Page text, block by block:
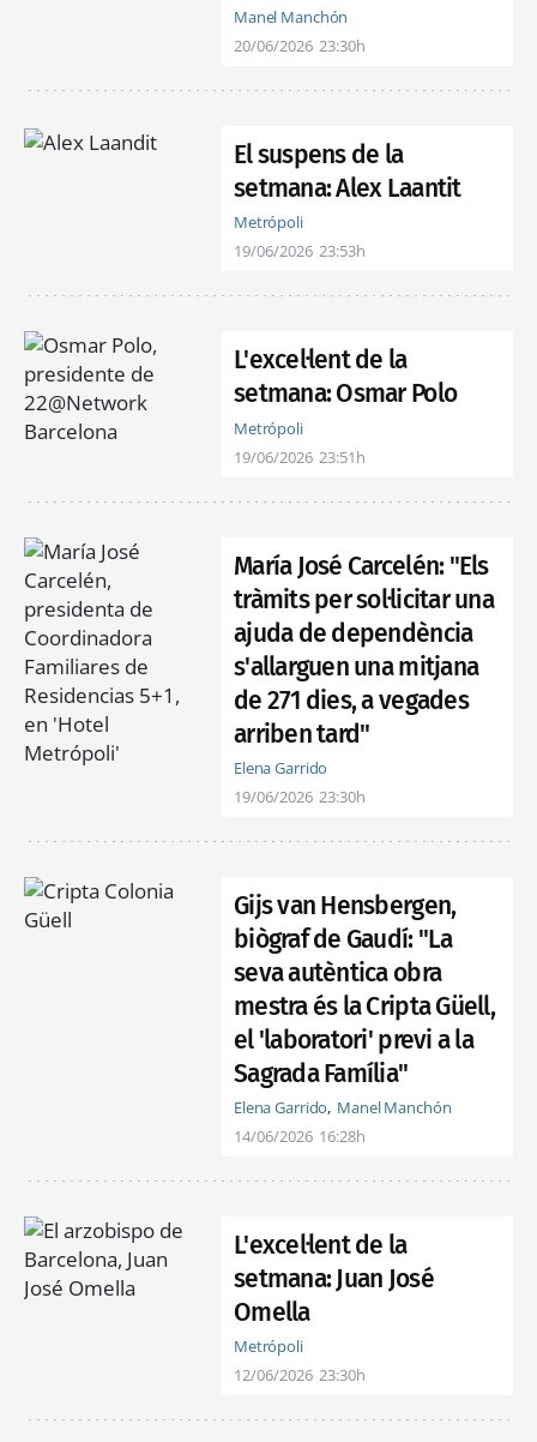
Manel Manchón
20/06/2026 23:30h
El suspens de la
setmana: Alex Laantit
Metrópoli
19/06/2026 23:53h
L'excel·lent de la
setmana: Osmar Polo
Metrópoli
19/06/2026 23:51h
María José Carcelén: "Els
tràmits per sol·licitar una
ajuda de dependència
s'allarguen una mitjana
de 271 dies, a vegades
arriben tard"
Elena Garrido
19/06/2026 23:30h
Gijs van Hensbergen,
biògraf de Gaudí: "La
seva autèntica obra
mestra és la Cripta Güell,
el 'laboratori' previ a la
Sagrada Família"
Elena Garrido Manel Manchón
14/06/2026 16:28h
L'excel·lent de la
setmana: Juan José
Omella
Metrópoli
12/06/2026 23:30h